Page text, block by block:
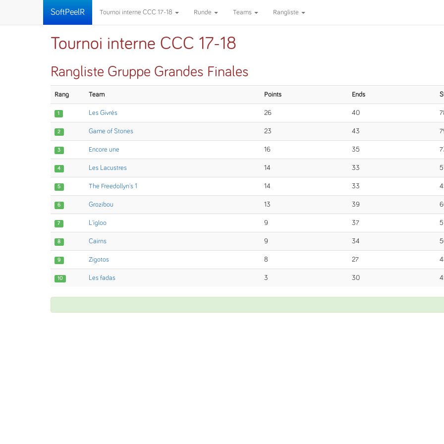
SoftPeelR Tournoi interne CCC 17-18 Runde Teams Rangliste
Tournoi interne CCC 17-18
Rangliste Gruppe Grandes Finales
Rang Team Points Ends
1 Les Givrés 26 40
2 Game of Stones 23 43
3 Encore une 16 35
4 Les Lacustres 14 33
5 The Freedollyn's 1 14 33
6 Grozibou 13 39
7 L'igloo 9 37
8 Cairns 9 34
9 Zigotos 8 27
10 Les fadas 3 30